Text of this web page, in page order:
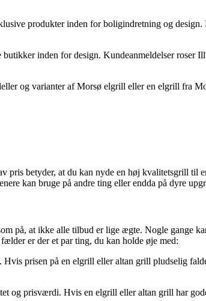
produkter inden for boligindretning og
inden for design. Kundeanmeldelser roser
og varianter af Morsø elgrill eller en elgrill fra
betyder, at du kan nyde en høj kvalitetsgrill til
kan bruge på andre ting eller endda på dyre
på, at ikke alle tilbud er lige ægte. Nogle gange
er der et par ting, du kan holde øje med:
prisen på en elgrill eller altan grill pludselig
og prisværdi. Hvis en elgrill eller altan grill har